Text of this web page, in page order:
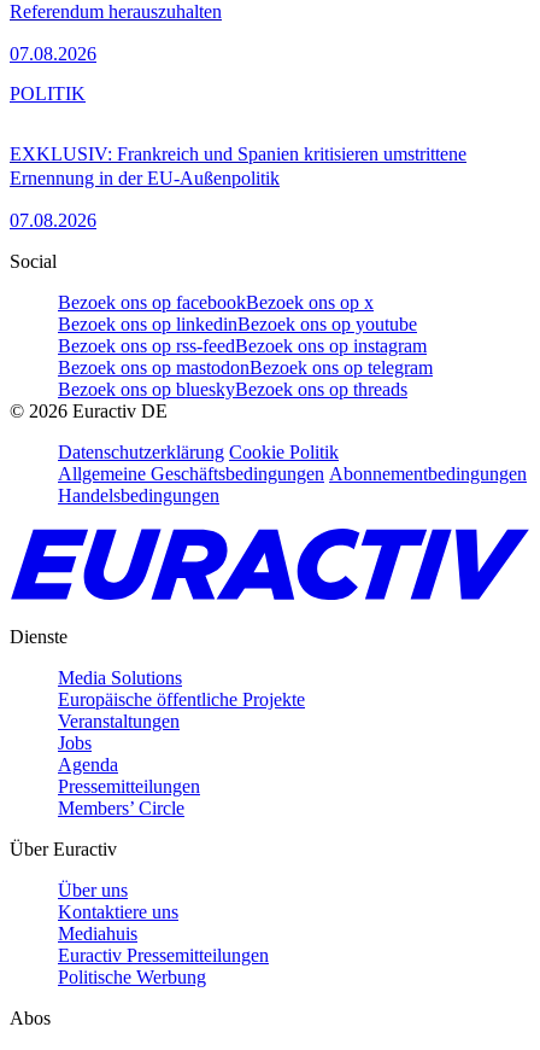
Referendum herauszuhalten
07.08.2026
EXKLUSIV: Frankreich und Spanien kritisieren umstrittene
Ernennung in der EU-Außenpolitik
07.08.2026
POLITIK
Social
Bezoek ons op facebookBezoek ons op x
Bezoek ons op linkedinBezoek ons op youtube
Bezoek ons op rss-feedBezoek ons op instagram
Bezoek ons op mastodonBezoek ons op telegram
Bezoek ons op blueskyBezoek ons op threads
© 2026 Euractiv DE
Datenschutzerklärung Cookie Politik
Allgemeine Geschäftsbedingungen Abonnementbedingungen
Handelsbedingungen
Dienste
Media Solutions
Europäische öffentliche Projekte
Veranstaltungen
Jobs
Agenda
Pressemitteilungen
Members’ Circle
Über Euractiv
Über uns
Kontaktiere uns
Mediahuis
Euractiv Pressemitteilungen
Politische Werbung
Abos